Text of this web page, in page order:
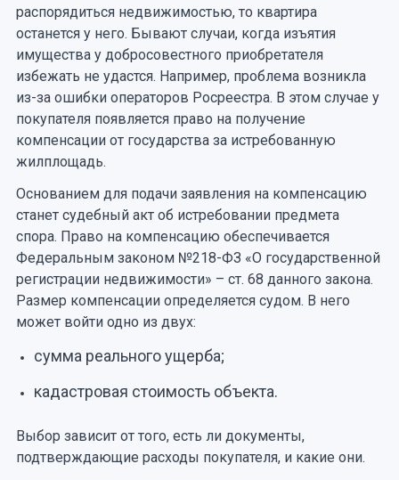
распорядиться недвижимостью, то квартира
останется у него. Бывают случаи, когда изъятия
имущества у добросовестного приобретателя
избежать не удастся. Например, проблема возникла
из-за ошибки операторов Росреестра. В этом случае у
покупателя появляется право на получение
компенсации от государства за истребованную
жилплощадь.
Основанием для подачи заявления на компенсацию
станет судебный акт об истребовании предмета
спора. Право на компенсацию обеспечивается
Федеральным законом №218-ФЗ «О государственной
регистрации недвижимости» – ст. 68 данного закона.
Размер компенсации определяется судом. В него
может войти одно из двух:
сумма реального ущерба;
кадастровая стоимость объекта.
Выбор зависит от того, есть ли документы,
подтверждающие расходы покупателя, и какие они.